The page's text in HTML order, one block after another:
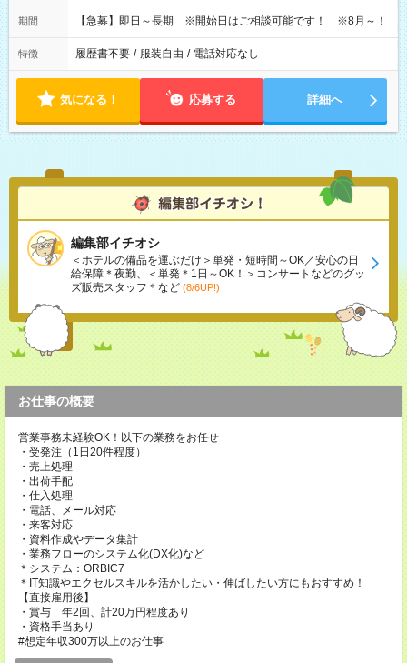
期間 【急募】即日～長期 ※開始日はご相談可能です！ ※8月～！
特徴 履歴書不要 / 服装自由 / 電話対応なし
気になる！ 応募する 詳細へ
編集部イチオシ
＜ホテルの備品を運ぶだけ＞単発・短時間～OK／安心の日
給保障＊夜勤、＜単発＊1日～OK！＞コンサートなどのグッ
ズ販売スタッフ＊など (8/6UP!)
お仕事の概要
営業事務未経験OK！以下の業務をお任せ
・受発注（1日20件程度）
・売上処理
・出荷手配
・仕入処理
・電話、メール対応
・来客対応
・資料作成やデータ集計
・業務フローのシステム化(DX化)など
＊システム：ORBIC7
＊IT知識やエクセルスキルを活かしたい・伸ばしたい方にもおすすめ！
【直接雇用後】
・賞与 年2回、計20万円程度あり
・資格手当あり
#想定年収300万以上のお仕事